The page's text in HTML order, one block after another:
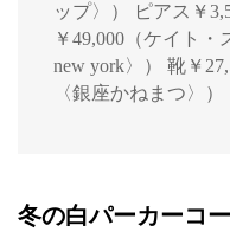
ップ〉） ピアス￥
￥49,000（ケイト・
new york〉） 靴￥
〈銀座かねまつ〉）
冬の白パーカーコ